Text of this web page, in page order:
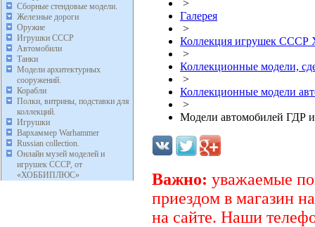
Сборные стендовые модели.
Железные дороги
Оружие
Игрушки СССР
Автомобили
Танки
Модели архитектурных
сооружений.
Корабли
Полки, витрины, подставки для
коллекций.
Игрушки
Вархаммер Warhammer
Russian collection.
Онлайн музей моделей и
игрушек СССР, от
«ХОББИПЛЮС»
>
Галерея
>
Коллекция игрушек
>
Коллекционные модели,
>
Коллекционные модели
>
Модели автомобилей ГДР
Важно: уважаемые
приездом в магазин
на сайте. Наши